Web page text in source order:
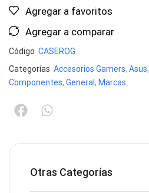
Agregar a favoritos
Agregar a comparar
Código CASEROG
Categorías Accesorios Gamers, Asus,
Componentes, General , Marcas
Otras Categorías